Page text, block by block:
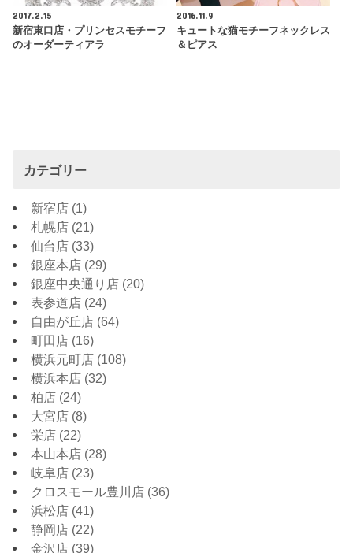
2017.2.15
新宿東口店・プリンセスモチーフ
のオーダーティアラ
2016.11.9
キュートな猫モチーフネックレス
＆ピアス
カテゴリー
新宿店 (1)
札幌店 (21)
仙台店 (33)
銀座本店 (29)
銀座中央通り店 (20)
表参道店 (24)
自由が丘店 (64)
町田店 (16)
横浜元町店 (108)
横浜本店 (32)
柏店 (24)
大宮店 (8)
栄店 (22)
本山本店 (28)
岐阜店 (23)
クロスモール豊川店 (36)
浜松店 (41)
静岡店 (22)
金沢店 (39)